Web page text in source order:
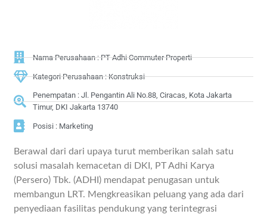
Nama Perusahaan : PT Adhi Commuter Properti
Kategori Perusahaan : Konstruksi
Penempatan : Jl. Pengantin Ali No.88, Ciracas, Kota Jakarta
Timur, DKI Jakarta 13740
Posisi : Marketing
Berawal dari dari upaya turut memberikan salah satu
solusi masalah kemacetan di DKI, PT Adhi Karya
(Persero) Tbk. (ADHI) mendapat penugasan untuk
membangun LRT. Mengkreasikan peluang yang ada dari
penyediaan fasilitas pendukung yang terintegrasi